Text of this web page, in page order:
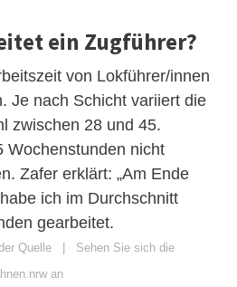
ein Zugführer?
von Lokführer/innen
Je nach Schicht variiert die
zwischen 28 und 45.
Wochenstunden nicht
Zafer erklärt: „Am Ende
ich im Durchschnitt
gearbeitet.
Quelle | Sehen Sie sich die
an